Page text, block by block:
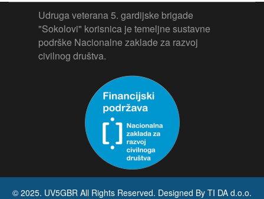
Udruga veterana 5. gardijske brigade
"Sokolovi" korisnica je temeljne sustavne
podrške Nacionalne zaklade za razvoj
civilnog društva.
© 2025. UV5GBR All Rights Reserved. Designed By TI DA d.o.o.